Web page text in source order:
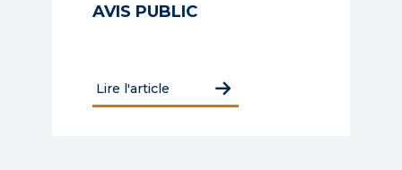
AVIS PUBLIC
Lire l'article